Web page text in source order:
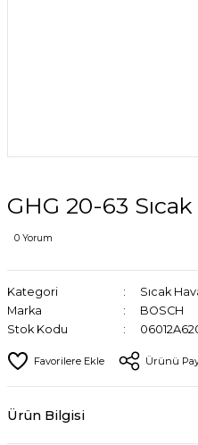
GHG 20-63
0 Yorum
Kategori
Sıcak
Marka
BOSCH
Stok Kodu
Ürünü
Ürün Bilgisi